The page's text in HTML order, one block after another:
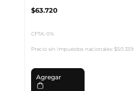
$63.720
CFTA: 0%
Precio sin impuestos nacionales:$50.339
Agregar